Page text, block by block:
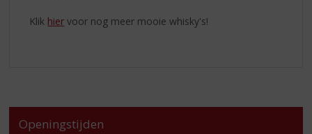
Klik hier voor nog meer mooie whisky's!
Openingstijden